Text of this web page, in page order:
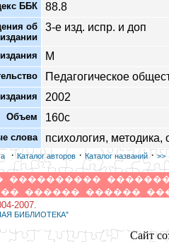
ББК 88.8
об
издании
3-е изд. испр. и доп
М
Педагогическое
2002
Объем 160с
слова психология, методика,
·Каталог авторов · Каталог названий·>>
����������
������ ������
2007.
БИБЛИОТЕКА"
Сайт